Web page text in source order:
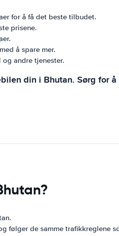
for å få det beste tilbudet.
prisene.
å spare mer.
andre tjenester.
din i Bhutan. Sørg for
følger de samme trafikkreglene